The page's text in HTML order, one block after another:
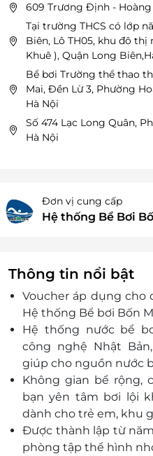
609 Trương Định - Hoàng
Tại trường THCS có lớp
Biên, Lô TH05, khu đô
Khuê ), Quận Long
Bể bơi Trường thể thao
Mai, Đền Lừ 3, Phường
Hà Nội
Số 474 Lạc Long Quân,
Hà Nội
Đơn vị cung cấp
Hệ thống Bể Bơi
Thông tin nổi bật
Voucher áp dụng cho
Hệ thống Bể bơi Bốn
Hệ thống nước bể
công nghệ Nhật
giúp cho nguồn nước
Không gian bể rộng,
bạn yên tâm bơi lội
dành cho trẻ em, khu
Được thành lập từ
phòng tập thể hình